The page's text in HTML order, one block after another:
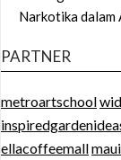
Narkotika dalam
PARTNER
metroartschool
ellacoffeemall